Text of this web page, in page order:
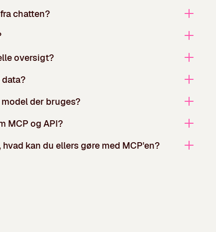
chatten?
oversigt?
der bruges?
MCP og API?
kan du ellers gøre med MCP'en?